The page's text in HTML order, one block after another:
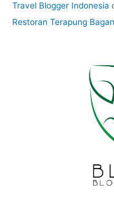
Travel Blogger Indonesia
Restoran Terapung